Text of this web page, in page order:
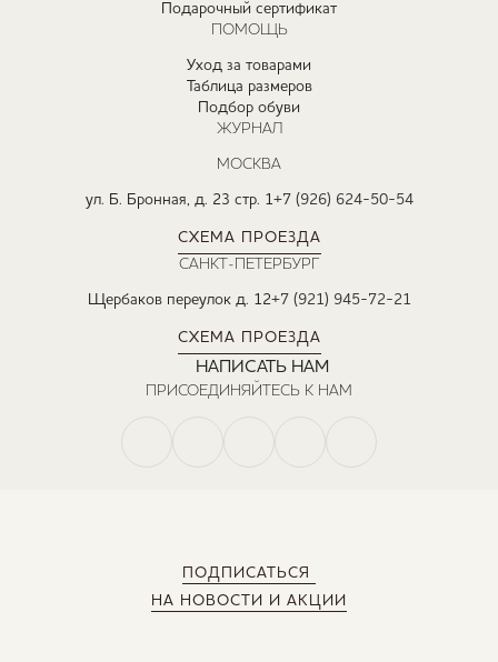
ПОДПИСАТЬСЯ
НА НОВОСТИ И АКЦИИ
Подарочный сертификат
ПОМОЩЬ
Уход за товарами
Таблица размеров
Подбор обуви
ЖУРНАЛ
МОСКВА
ул. Б. Бронная, д. 23 стр. 1+7 (926) 624-50-54
СХЕМА ПРОЕЗДА
САНКТ-ПЕТЕРБУРГ
Щербаков переулок д. 12+7 (921) 945-72-21
СХЕМА ПРОЕЗДА
НАПИСАТЬ НАМ
ПРИСОЕДИНЯЙТЕСЬ К НАМ